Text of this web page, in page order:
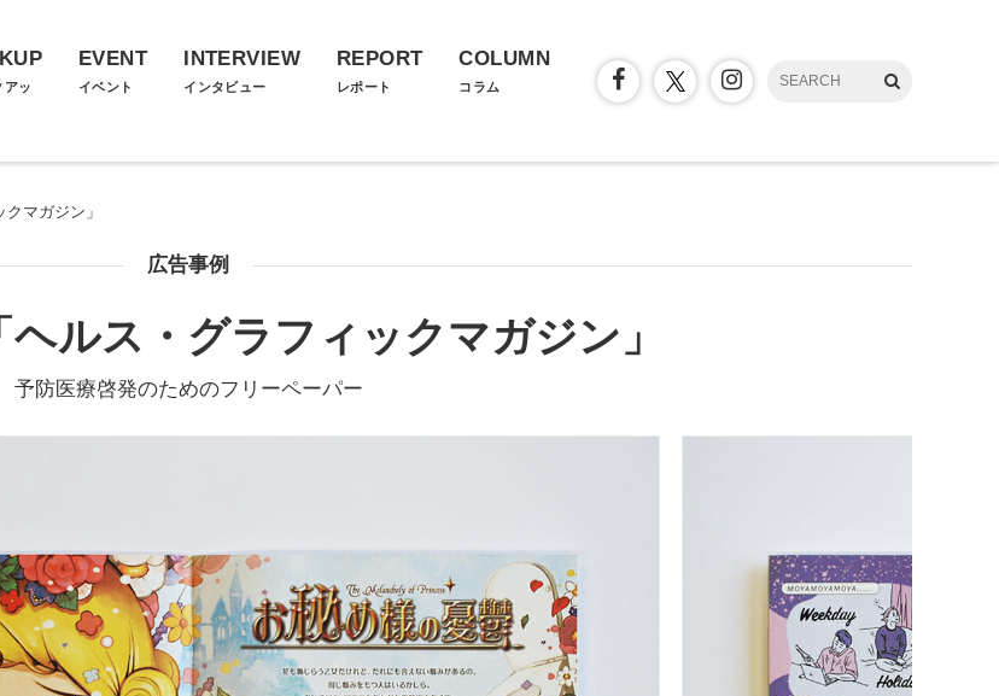
アッ
EVENT
イベント
INTERVIEW
インタビュー
REPORT
レポート
COLUMN
コラム
マガジン」
広告事例
ルス・グラフィックマガジン」
予防医療啓発のためのフリーペーパー